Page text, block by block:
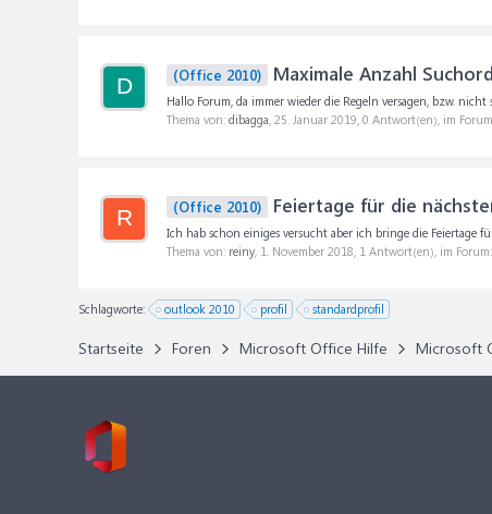
D (Office 2010) Maximale Anzahl
Hallo Forum, da immer wieder die Regeln versagen, bzw.
Thema von: dibagga, 25. Januar 2019, 0 Antwort(en), im
R (Office 2010) Feiertage für die
Ich hab schon einiges versucht aber ich bringe die Feiertage
Thema von: reiny, 1. November 2018, 1 Antwort(en), im Forum:
Schlagworte: outlook 2010 profil standardprofil
Startseite Foren Microsoft Office Hilfe Microsoft